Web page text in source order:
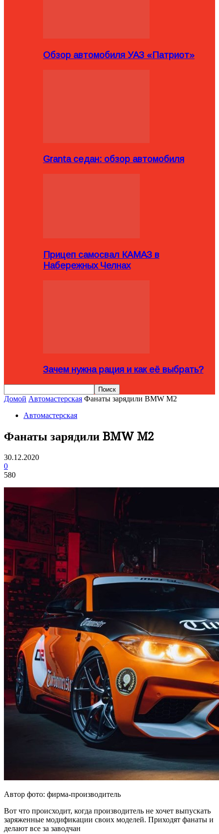
Обзор автомобиля УАЗ «Патриот»
Granta седан: обзор автомобиля
Прицеп самосвал КАМАЗ в
Набережных Челнах
Зачем нужна рация и как её выбрать?
Домой Автомастерская Фанаты зарядили BMW M2
Автомастерская
Фанаты зарядили BMW M2
30.12.2020
0
580
Автор фото: фирма-производитель
Вот что происходит, когда производитель не хочет выпускать
заряженные модификации своих моделей. Приходят фанаты и
делают все за заводчан